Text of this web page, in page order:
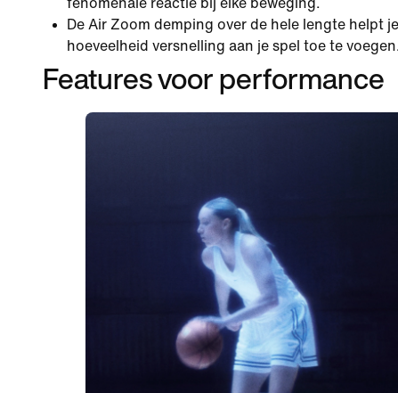
De Air Zoom demping over de hele lengte helpt
hoeveelheid versnelling aan je spel toe te voegen.
Features voor performance